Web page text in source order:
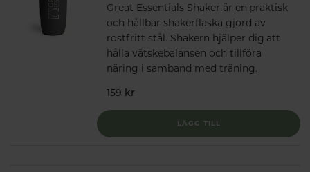
Great Essentials Shaker är en praktisk
och hållbar shakerflaska gjord av
rostfritt stål. Shakern hjälper dig att
hålla vätskebalansen och tillföra
näring i samband med träning.
159 kr
LÄGG TILL